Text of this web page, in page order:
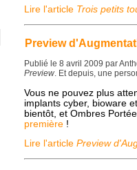
Lire l'article Trois petits
Preview
Publié le 8 avril 2009 par
Preview. Et depuis, une
Vous ne pouvez plus
implants cyber, bioware
bientôt, et Ombres
première!
Lire l'article Preview